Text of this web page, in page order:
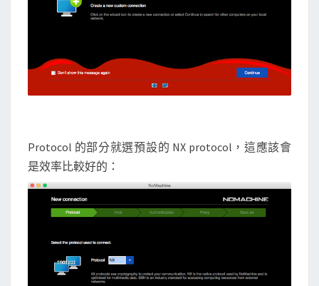
Protocol 的部分就選預設的 NX protocol，這應該會
是效率比較好的：